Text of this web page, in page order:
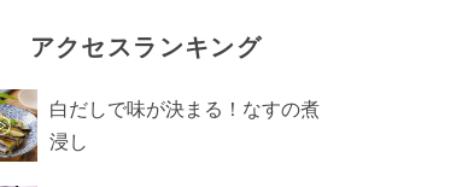
アクセスランキング
白だしで味が決まる！なすの煮
浸し